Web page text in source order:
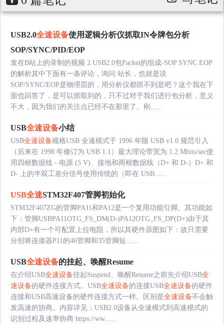
USB2.0全速设备使用逻辑分析仪抓取IN令牌包分析
SOP/SYNC/PID/EOP
发在B站上的录制的视频 2.USB2.0包Packet的组成-SOP SYNC EOP
的解析其中下面有一条评论，询问 站长，也就是说
SOP/SYNC/EOP是物理层的，用分析仪都抓不到是吧？这个我在下
面也回答了，是可以抓取到的，只不过对于我们进行包分析，意义
不大，因为我们的关注点已经不在那里了。刚......
USB全速设备小结
USB全速设备规格USB 全速模式于 1996 年随 USB v1.0 规范引入
（后来在 1998 年修订为 USB 1.1）最大理论带宽为 1.2 Mbits/sec使
用四根数据线 - 电源 (5 V)、接地和两根数据线（D+ 和 D-）D+ 和
D- 上的半双工差分信号使用传统的（即在 USB......
USB全速STM32F407管脚初始化
STM32F407ZG的管脚PA11和PA12是一个复用功能引脚。其功能如
下：管脚USBPA11OTG_FS_DM(D-)PA12OTG_FS_DP(D+)由于其
内部D+有一个可配置上拉电阻，所以其硬件原图如下：故只需要
分别将连接器P11的46管脚和35管脚短......
USB全速设备的挂起、唤醒Resume
在介绍USB全速设备挂起Suspend、唤醒Resume之前先介绍USB全
速设备的硬件连接方式。USB全速设备的连接USB全速设备的硬件
连接和USB高速设备的硬件连接方式一样。区别是全速设备不会触
发高速的协商。内容详见：USB2.0设备从全速模式到高速模式的
识别过程及速率协商 https://ww......